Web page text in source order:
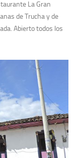
La Gran
de Trucha y de
Abierto todos los